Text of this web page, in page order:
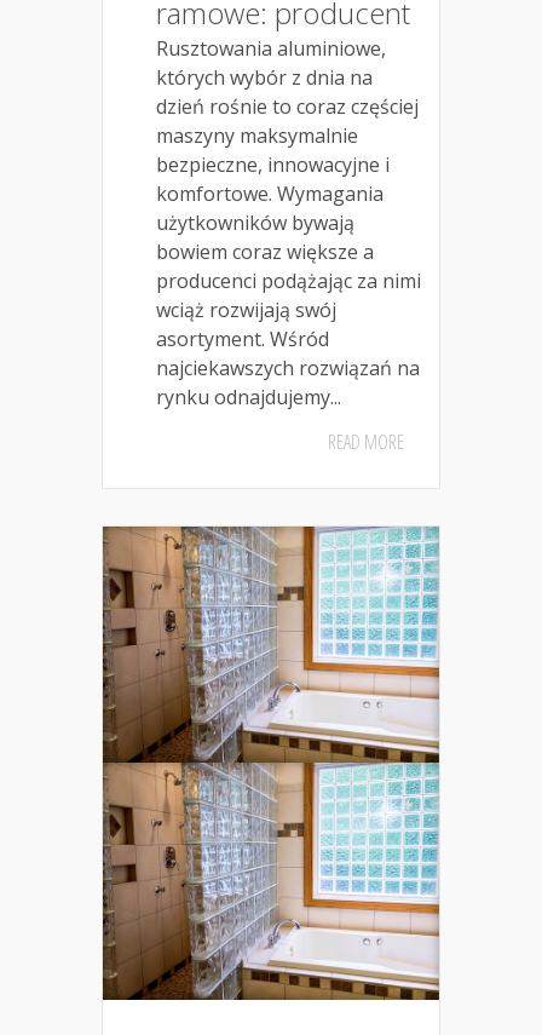
ramowe: producent
Rusztowania aluminiowe,
których wybór z dnia na
dzień rośnie to coraz częściej
maszyny maksymalnie
bezpieczne, innowacyjne i
komfortowe. Wymagania
użytkowników bywają
bowiem coraz większe a
producenci podążając za nimi
wciąż rozwijają swój
asortyment. Wśród
najciekawszych rozwiązań na
rynku odnajdujemy...
READ MORE